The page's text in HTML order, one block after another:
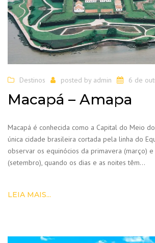
Destinos posted by admin 6 de
Macapá – Amapa
Macapá é conhecida como a Capital do Meio
única cidade brasileira cortada pela linha do
observar os equinócios da primavera (março)
(setembro), quando os dias e as noites têm…
LEIA MAIS...